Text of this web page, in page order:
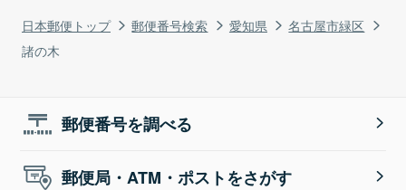
日本郵便トップ 郵便番号検索 愛知県
名古屋市緑区
諸の木
郵便番号を調べる
郵便局・ATM・ポストをさがす